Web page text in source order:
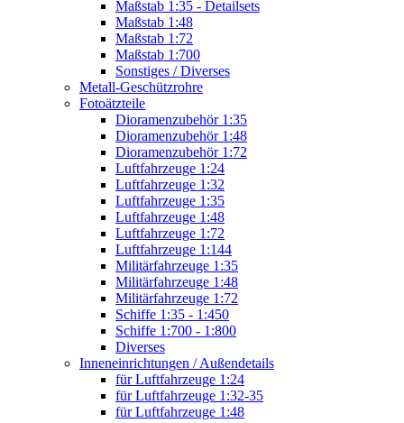
Maßstab 1:35 - Detailsets
Maßstab 1:48
Maßstab 1:72
Maßstab 1:700
Sonstiges / Diverses
Metall-Geschützrohre
Fotoätzteile
Dioramenzubehör 1:35
Dioramenzubehör 1:48
Dioramenzubehör 1:72
Luftfahrzeuge 1:24
Luftfahrzeuge 1:32
Luftfahrzeuge 1:35
Luftfahrzeuge 1:48
Luftfahrzeuge 1:72
Luftfahrzeuge 1:144
Militärfahrzeuge 1:35
Militärfahrzeuge 1:48
Militärfahrzeuge 1:72
Schiffe 1:35 - 1:450
Schiffe 1:700 - 1:800
Diverses
Inneneinrichtungen / Außendetails
für Luftfahrzeuge 1:24
für Luftfahrzeuge 1:32-35
für Luftfahrzeuge 1:48